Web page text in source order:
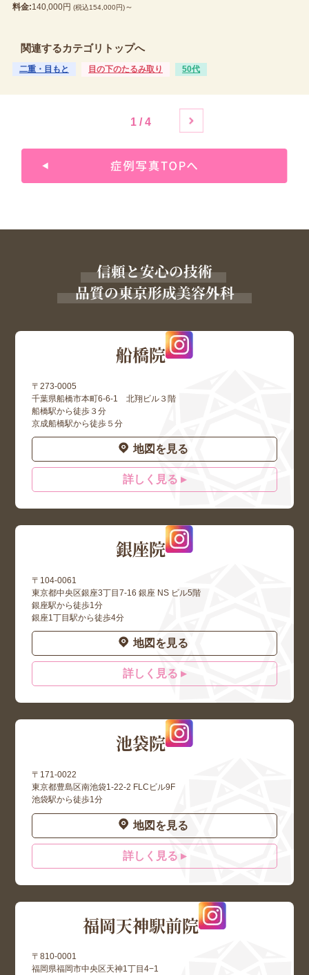
料金:140,000円 (税込154,000円)～
関連するカテゴリトップへ
二重・目もと 目の下のたるみ取り 50代
1 / 4
信頼と安心の技術
品質の東京形成美容外科
船橋院
〒273-0005
千葉県船橋市本町6-6-1 北翔ビル３階
船橋駅から徒歩３分
京成船橋駅から徒歩５分
地図を見る
詳しく見る ▸
銀座院
〒104-0061
東京都中央区銀座3丁目7-16 銀座 NS ビル5階
銀座駅から徒歩1分
銀座1丁目駅から徒歩4分
地図を見る
詳しく見る ▸
池袋院
〒171-0022
東京都豊島区南池袋1-22-2 FLCビル9F
池袋駅から徒歩1分
地図を見る
詳しく見る ▸
福岡天神駅前院
〒810-0001
福岡県福岡市中央区天神1丁目4−1